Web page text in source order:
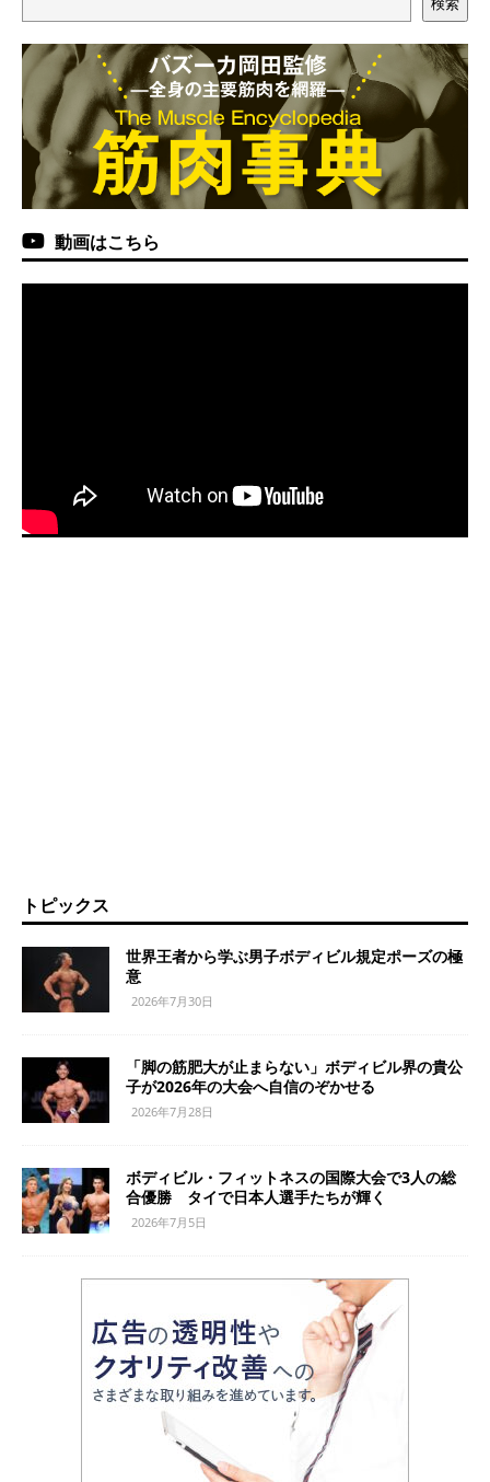
検索
動画はこちら
トピックス
世界王者から学ぶ男子ボディビル規定ポーズの極
意
2026年7月30日
「脚の筋肥大が止まらない」ボディビル界の貴公
子が2026年の大会へ自信のぞかせる
2026年7月28日
ボディビル・フィットネスの国際大会で3人の総
合優勝 タイで日本人選手たちが輝く
2026年7月5日